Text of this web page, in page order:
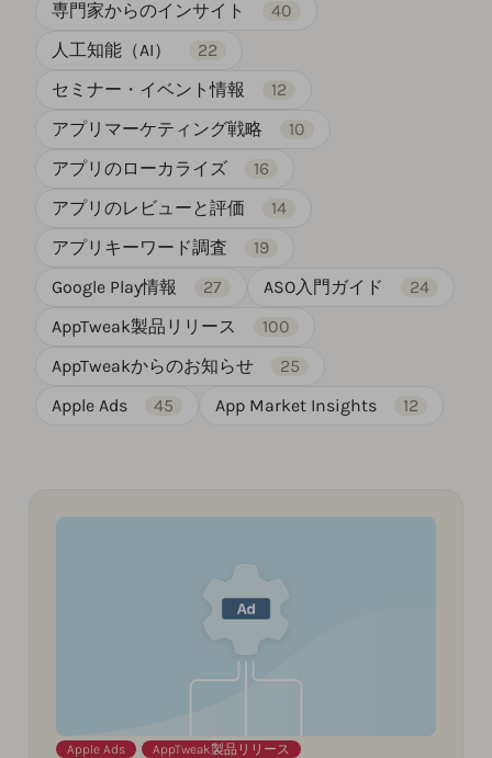
専門家からのインサイト
40
人工知能（AI）
22
セミナー・イベント情報
12
アプリマーケティング戦略
10
アプリのローカライズ
16
アプリのレビューと評価
14
アプリキーワード調査
19
Google Play情報
27 ASO入門ガイド
24
AppTweak製品リリース
100
AppTweakからのお知らせ
25
Apple Ads
45 App Market Insights 12
Apple Ads AppTweak製品リリース